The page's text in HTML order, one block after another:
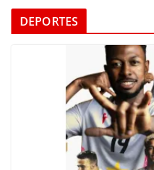
DEPORTES